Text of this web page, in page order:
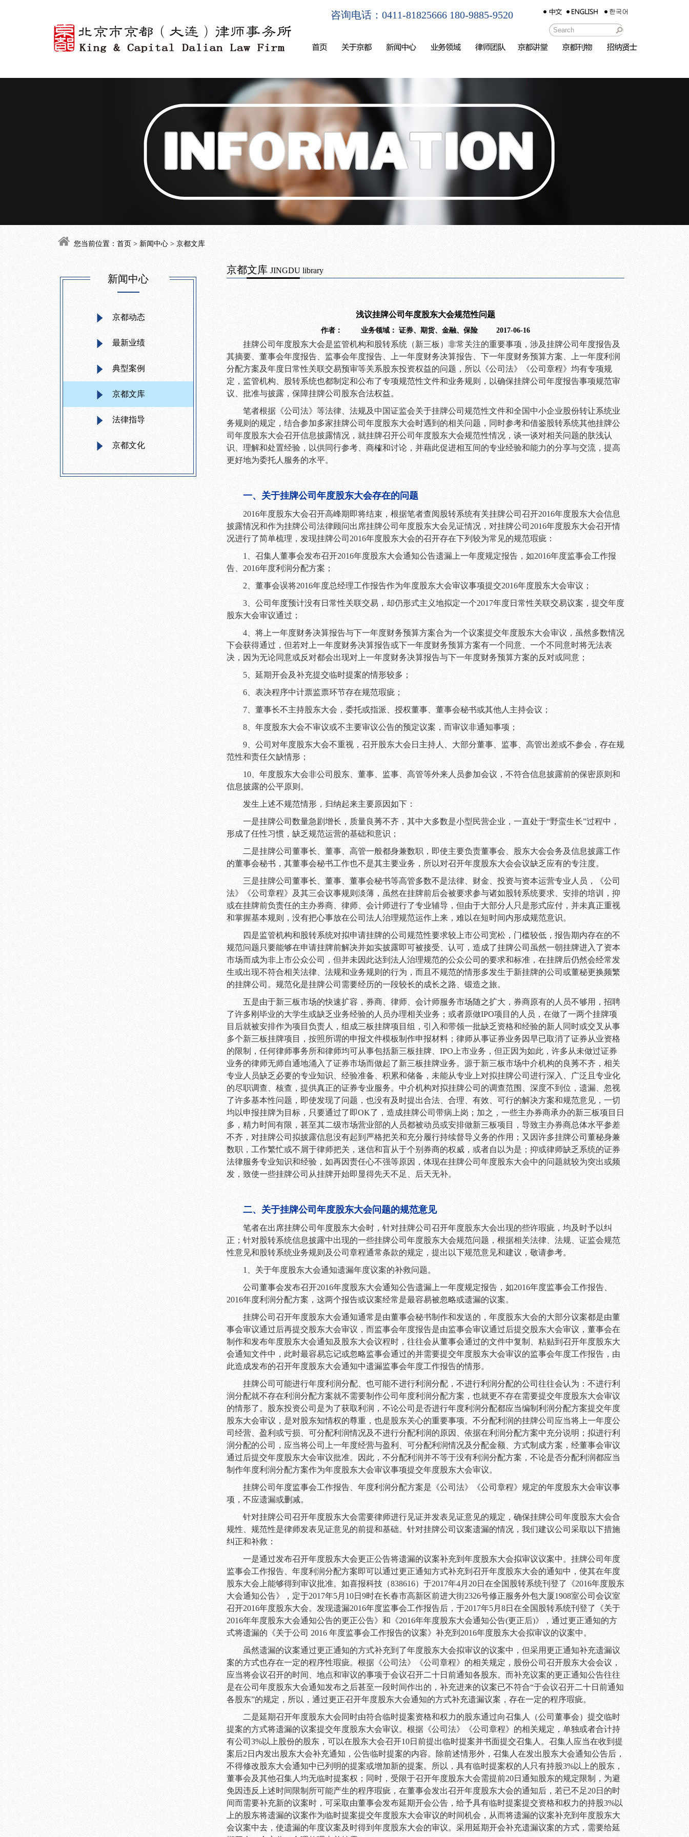
咨询电话：0411-81825666 180-9885-9520
您当前位置： 首页 > 新闻中心 > 京都文库
新闻中心
京都动态
最新业绩
典型案例
京都文库
法律指导
京都文化
京都文库 JINGDU library
浅议挂牌公司年度股东大会规范性问题
作者： 业务领域： 证券、期货、金融、保险2017-06-16
挂牌公司年度股东大会是监管机构和股转系统（新三板）非常关注的重要事项，涉及挂牌公司年度报告及
其摘要、董事会年度报告、监事会年度报告、上一年度财务决算报告、下一年度财务预算方案、上一年度利润
分配方案及年度日常性关联交易预审等关系股东投资权益的问题，所以《公司法》《公司章程》均有专项规
定，监管机构、股转系统也都制定和公布了专项规范性文件和业务规则，以确保挂牌公司年度报告事项规范审
议、批准与披露，保障挂牌公司股东合法权益。
笔者根据《公司法》等法律、法规及中国证监会关于挂牌公司规范性文件和全国中小企业股份转让系统业
务规则的规定，结合参加多家挂牌公司年度股东大会时遇到的相关问题，同时参考和借鉴股转系统其他挂牌公
司年度股东大会召开信息披露情况，就挂牌召开公司年度股东大会规范性情况，谈一谈对相关问题的肤浅认
识、理解和处置经验，以供同行参考、商榷和讨论，并藉此促进相互间的专业经验和能力的分享与交流，提高
更好地为委托人服务的水平。
一、关于挂牌公司年度股东大会存在的问题
2016年度股东大会召开高峰期即将结束，根据笔者查阅股转系统有关挂牌公司召开2016年度股东大会信息
披露情况和作为挂牌公司法律顾问出席挂牌公司年度股东大会见证情况，对挂牌公司 2016年度股东大会召开情
况进行了简单梳理，发现挂牌公司 2016年度股东大会的召开存在下列较为常见的规范瑕疵：
1
、召集人董事会发布召开2016年度股东大会通知公告遗漏上一年度规定报告，如2016年度监事会工作报
告、 2016年度利润分配方案；
2、董事会误将2016年度总经理工作报告作为年度股东大会审议事项提交2016年度股东大会审议；
3 、公司年度预计没有日常性关联交易，却仍形式主义地拟定一个2017年度日常性关联交易议案，提交年度
股东大会审议通过；
4、将上一年度财务决算报告与下一年度财务预算方案合为一个议案提交年度股东大会审议，虽然多数情况
下会获得通过，但若对上一年度财务决算报告或下一年度财务预算方案有一个同意、一个不同意时将无法表
决，因为无论同意或反对都会出现对上一年度财务决算报告与下一年度财务预算方案的反对或同意；
5、延期开会及补充提交临时提案的情形较多；
6 、表决程序中计票监票环节存在规范瑕疵；
7 、董事长不主持股东大会，委托或指派、授权董事、董事会秘书或其他人主持会议；
8、年度股东大会不审议或不主要审议公告的预定议案，而审议非通知事项；
9、公司对年度股东大会不重视，召开股东大会日主持人、大部分董事、监事、高管出差或不参会，存在规
范性和责任欠缺情形；
10、年度股东大会非公司股东、董事、监事、高管等外来人员参加会议，不符合信息披露前的保密原则和
信息披露的公平原则。
发生上述不规范情形，归纳起来主要原因如下：
一是挂牌公司数量急剧增长，质量良莠不齐，其中大多数是小型民营企业，一直处于“野蛮生长”过程中，
形成了任性习惯，缺乏规范运营的基础和意识；
二是挂牌公司董事长、董事、高管一般都身兼数职，即使主要负责董事会、股东大会会务及信息披露工作
的董事会秘书，其董事会秘书工作也不是其主要业务，所以对召开年度股东大会会议缺乏应有的专注度。
三是挂牌公司董事长、董事、董事会秘书等高管多数不是法律、财金、投资与资本运营专业人员，《公司
法》《公司章程》及其三会议事规则淡薄，虽然在挂牌前后会被要求参与诸如股转系统要求、安排的培训，抑
或在挂牌前负责任的主办券商、律师、会计师进行了专业辅导，但由于大部分人只是形式应付，并未真正重视
和掌握基本规则，没有把心事放在公司法人治理规范运作上来，难以在短时间内形成规范意识。
四是监管机构和股转系统对拟申请挂牌的公司规范性要求较上市公司宽松，门槛较低，报告期内存在的不
规范问题只要能够在申请挂牌前解决并如实披露即可被接受、认可，造成了挂牌公司虽然一朝挂牌进入了资本
市场而成为非上市公众公司，但并未因此达到法人治理规范的公众公司的要求和标准，在挂牌后仍然会经常发
生或出现不符合相关法律、法规和业务规则的行为，而且不规范的情形多发生于新挂牌的公司或董秘更换频繁
的挂牌公司。规范化是挂牌公司需要经历的一段较长的成长之路、锻造之旅。
五是由于新三板市场的快速扩容，券商、律师、会计师服务市场随之扩大，券商原有的人员不够用，招聘
了许多刚毕业的大学生或缺乏业务经验的人员办理相关业务；或者原做IPO项目的人员，在做了一两个挂牌项
目后就被安排作为项目负责人，组成三板挂牌项目组，引入和带领一批缺乏资格和经验的新人同时或交叉从事
多个新三板挂牌项目，按照所谓的申报文件模板制作申报材料；律师从事证券业务因早已取消了证券从业资格
的限制，任何律师事务所和律师均可从事包括新三板挂牌、 IPO 上市业务，但正因为如此，许多从未做过证券
业务的律师无师自通地涌入了证券市场而做起了新三板挂牌业务。源于新三板市场中介机构的良莠不齐，相关
专业人员缺乏必要的专业知识、经验准备、积累和储备，未能从专业上对拟挂牌公司进行深入、广泛且专业化
的尽职调查、核查，提供真正的证券专业服务。中介机构对拟挂牌公司的调查范围、深度不到位，遗漏、忽视
了许多基本性问题，即使发现了问题，也没有及时提出合法、合理、有效、可行的解决方案和规范意见，一切
均以申报挂牌为目标，只要通过了即OK了，造成挂牌公司带病上岗；加之，一些主办券商承办的新三板项目日
多，精力时间有限，甚至其二级市场营业部的人员都被动员或安排做新三板项目，导致主办券商总体水平参差
不齐，对挂牌公司拟披露信息没有起到严格把关和充分履行持续督导义务的作用；又因许多挂牌公司董秘身兼
数职，工作繁忙或不屑于律师把关，迷信和盲从于个别券商的权威，或者自以为是；抑或律师缺乏系统的证券
法律服务专业知识和经验，如再因责任心不强等原因，体现在挂牌公司年度股东大会中的问题就较为突出或频
发，致使一些挂牌公司从挂牌开始即显得先天不足、后天无补。
二、关于挂牌公司年度股东大会问题的规范意见
笔者在出席挂牌公司年度股东大会时，针对挂牌公司召开年度股东大会出现的些许瑕疵，均及时予以纠
正；针对股转系统信息披露中出现的一些挂牌公司年度股东大会规范问题，根据相关法律、法规、证监会规范
性意见和股转系统业务规则及公司章程通常条款的规定，提出以下规范意见和建议，敬请参考。
1
、关于年度股东大会通知遗漏年度议案的补救问题。
公司董事会发布召开2016年度股东大会通知公告遗漏上一年度规定报告，如2016年度监事会工作报告、
2016年度利润分配方案，这两个报告或议案经常是最容易被忽略或遗漏的议案。
挂牌公司召开年度股东大会通知通常是由董事会秘书制作和发送的，年度股东大会的大部分议案都是由董
事会审议通过后再提交股东大会审议，而监事会年度报告是由监事会审议通过后提交股东大会审议，董事会在
制作和发布年度股东大会通知及股东大会议程时，往往会从董事会通过的文件中复制、粘贴到召开年度股东大
会通知文件中，此时最容易忘记或忽略监事会通过的并需要提交年度股东大会审议的监事会年度工作报告，由
此造成发布的召开年度股东大会通知中遗漏监事会年度工作报告的情形。
挂牌公司可能进行年度利润分配、也可能不进行利润分配，不进行利润分配的公司往往会认为：不进行利
润分配就不存在利润分配方案就不需要制作公司年度利润分配方案，也就更不存在需要提交年度股东大会审议
的情形了。股东投资公司是为了获取利润，不论公司是否进行年度利润分配都应当编制利润分配方案提交年度
股东大会审议，是对股东知情权的尊重，也是股东关心的重要事项。不分配利润的挂牌公司应当将上一年度公
司经营、盈利或亏损、可分配利润情况及不进行分配利润的原因、依据在利润分配方案中充分说明；拟进行利
润分配的公司，应当将公司上一年度经营与盈利、可分配利润情况及分配金额、方式制成方案，经董事会审议
通过后提交年度股东大会审议批准。因此，不分配利润并不等于没有利润分配方案，不论是否分配利润都应当
制作年度利润分配方案作为年度股东大会审议事项提交年度股东大会审议。
挂牌公司年度监事会工作报告、年度利润分配方案是《公司法》《公司章程》规定的年度股东大会审议事
项，不应遗漏或删减。
针对挂牌公司召开年度股东大会需要律师进行见证并发表见证意见的规定，确保挂牌公司年度股东大会合
规性、规范性是律师发表见证意见的前提和基础。针对挂牌公司议案遗漏的情况，我们建议公司采取以下措施
纠正和补救：
一是通过发布召开年度股东大会更正公告将遗漏的议案补充到年度股东大会拟审议议案中。挂牌公司年度
监事会工作报告、年度利润分配方案即可以通过更正通知方式补充到召开年度股东大会的通知中，使其在年度
股东大会上能够得到审议批准。如喜报科技（838616）于2017年4月 20日在全国股转系统刊登了《2016年度股东
大会通知公告》，定于2017年5月 10日 9时在长春市高新区前进大街2326号修正服务外包大厦1908室公司会议室
召开2016年度股东大会。 发现遗漏2016年度监事会工作报告后，于2017年5月 8日在全国股转系统刊登了 《关于
2016年年度股东大会通知公告的更正公告》 和 《2016年年度股东大会通知公告(更正后)》， 通过更正通知的方
式将遗漏的 《关于公司 2016 年度监事会工作报告的议案》补充到 2016年度股东大会拟审议的议案中 。
虽然遗漏的议案通过更正通知的方式补充到了年度股东大会拟审议的议案中，但采用更正通知补充遗漏议
案的方式也存在一定的程序性瑕疵。根据《公司法》《公司章程》的相关规定，股份公司召开股东大会会议，
应当将会议召开的时间、地点和审议的事项于会议召开二十日前通知各股东。而补充议案的更正通知公告往往
是在公司年度股东大会通知发布之后甚至一段时间作出的，补充进来的议案已不符合“于会议召开二十日前通知
各股东”的规定，所以，通过更正召开年度股东大会通知的方式补充遗漏议案，存在一定的程序瑕疵。
二是延期召开年度股东大会同时由符合临时提案资格和权力的股东通过向召集人（公司董事会）提交临时
提案的方式将遗漏的议案提交年度股东大会审议。根据《公司法》《公司章程》的相关规定，单独或者合计持
有公司 3%以上股份的股东，可以在股东大会召开10日前提出临时提案并书面提交召集人。召集人应当在收到提
案后2 日内发出股东大会补充通知，公告临时提案的内容。除前述情形外，召集人在发出股东大会通知公告后，
不得修改股东大会通知中已列明的提案或增加新的提案。所以，具有临时提案权的人只有持股3%以上的股东，
董事会及其他召集人均无临时提案权；同时，受限于召开年度股东大会需提前20日通知股东的规定限制，为避
免因违反上述时间限制所可能产生的程序瑕疵，在董事会发出召开年度股东大会的通知后，若已不足20日的时
间而需要补充新的议案时，可采取由董事会发布延期开会公告，给予具有临时提案提交资格和权力的持股3%以
上的股东将遗漏的议案作为临时提案提交年度股东大会审议的时间机会，从而将遗漏的议案补充到年度股东大
会议案中去，使遗漏的年度议案及时得到年度股东大会的审议。采用延期开会补充遗漏议案的方式，需要给延